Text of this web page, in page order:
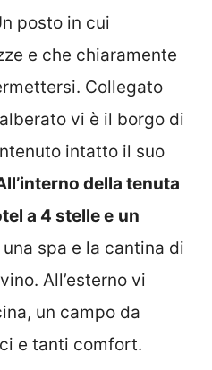
posto in cui
e che chiaramente
Collegato
vi è il borgo di
intatto il suo
della tenuta
a 4 stelle e un
una spa e la cantina di
All’esterno vi
un campo da
e tanti comfort.